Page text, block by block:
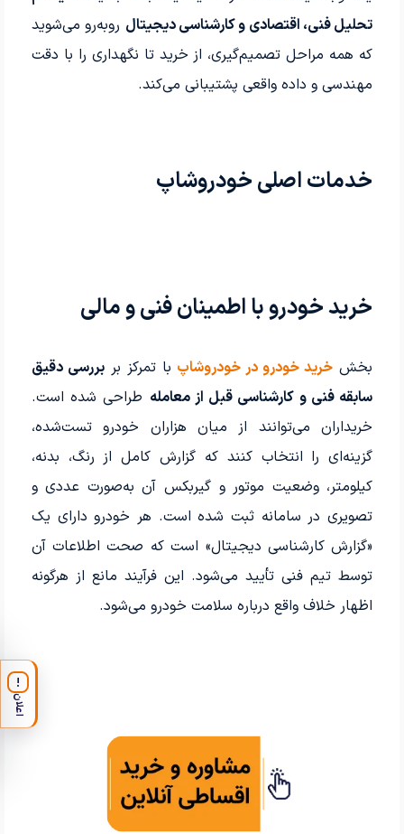
تحلیل فنی، اقتصادی و کارشناسی دیجیتال روبه‌رو می‌شوید
که همه مراحل تصمیم‌گیری، از خرید تا نگهداری را با دقت
مهندسی و داده واقعی پشتیبانی می‌کند.
خدمات اصلی خودروشاپ
خرید خودرو با اطمینان فنی و مالی
بخش خرید خودرو در خودروشاپ با تمرکز بربررسی دقیق
سابقه فنی و کارشناسی قبل از معامله طراحی شده است.
خریداران می‌توانند از میان هزاران خودرو تست‌شده،
گزینه‌ای را انتخاب کنند که گزارش کامل از رنگ، بدنه،
کیلومتر، وضعیت موتور و گیربکس آن به‌صورت عددی و
تصویری در سامانه ثبت شده است. هر خودرو دارای یک
«گزارش کارشناسی دیجیتال» است که صحت اطلاعات آن
توسط تیم فنی تأیید می‌شود. این فرآیند مانع از هرگونه
اظهار خلاف واقع درباره سلامت خودرو می‌شود.
!
اعلان